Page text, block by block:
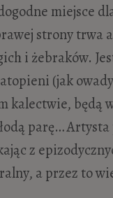
miejsce
strony trwa
i żebraków.
(jak
kalectwie, będą
parę…
z
a przez to